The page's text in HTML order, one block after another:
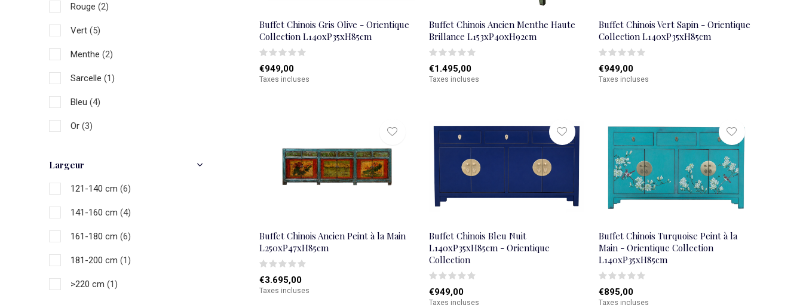
Buffet Chinois Gris Olive - Orientique
Collection L140xP35xH85cm
€949,00
Taxes incluses
Buffet Chinois Ancien Menthe Haute
Brillance L153xP40xH92cm
€1.495,00
Taxes incluses
Buffet Chinois Vert Sapin - Orientique
Collection L140xP35xH85cm
€949,00
Taxes incluses
Buffet Chinois Ancien Peint à la Main
L250xP47xH85cm
€3.695,00
Taxes incluses
Buffet Chinois Bleu Nuit
L140xP35xH85cm - Orientique
Collection
€949,00
Taxes incluses
Buffet Chinois Turquoise Peint à la
Main - Orientique Collection
L140xP35xH85cm
€895,00
Taxes incluses
Rouge (2)
Vert (5)
Menthe (2)
Sarcelle (1)
Bleu (4)
Or (3)
Largeur
121-140 cm (6)
141-160 cm (4)
161-180 cm (6)
181-200 cm (1)
>220 cm (1)